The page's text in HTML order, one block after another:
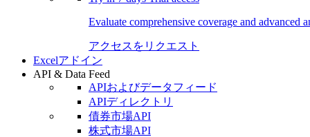
Evaluate comprehensive coverage and advanced
アクセスをリクエスト
Excelアドイン
API & Data Feed
APIおよびデータフィード
APIディレクトリ
債券市場API
株式市場API